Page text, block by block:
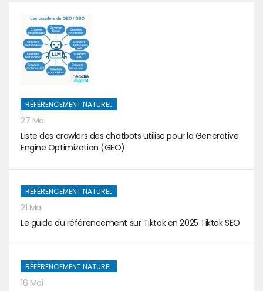
RÉFÉRENCEMENT NATUREL
27 Mai
Liste des crawlers des chatbots utilise pour la Generative
Engine Optimization (GEO)
RÉFÉRENCEMENT NATUREL
21 Mai
Le guide du référencement sur Tiktok en 2025 Tiktok SEO
RÉFÉRENCEMENT NATUREL
16 Mai